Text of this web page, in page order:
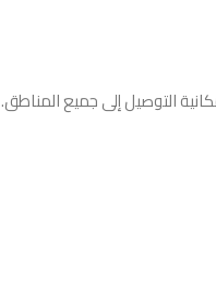
التوصيل إلى جميع المناطق.